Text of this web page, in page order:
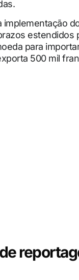
estendidos
para
500 mil